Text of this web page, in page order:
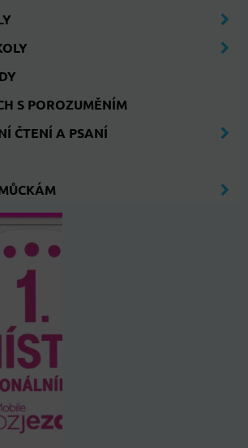
S POROZUMĚNÍM
ČTENÍ A PSANÍ